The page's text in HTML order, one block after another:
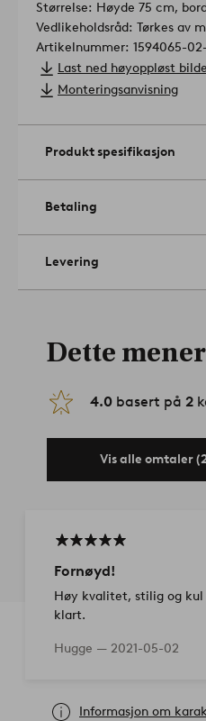
Størrelse: Høyde 75 cm,
Vedlikeholdsråd: Tørkes av
Artikelnummer: 1594065-
Last ned høyoppløst bilde
Monteringsanvisning
Produkt spesifikasjon
Betaling
Levering
Dette
4.0 basert på 2
Vis alle omtaler
Fornøyd!
Høy kvalitet, stilig og kul
klart.
Hugge — 2021-05-02
Informasjon om